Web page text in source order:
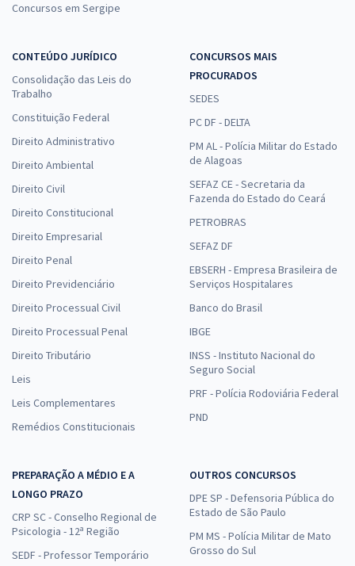
Concursos em Sergipe
CONTEÚDO JURÍDICO
Consolidação das Leis do
Trabalho
Constituição Federal
Direito Administrativo
Direito Ambiental
Direito Civil
Direito Constitucional
Direito Empresarial
Direito Penal
Direito Previdenciário
Direito Processual Civil
Direito Processual Penal
Direito Tributário
Leis
Leis Complementares
Remédios Constitucionais
CONCURSOS MAIS
PROCURADOS
SEDES
PC DF - DELTA
PM AL - Polícia Militar do Estado
de Alagoas
SEFAZ CE - Secretaria da
Fazenda do Estado do Ceará
PETROBRAS
SEFAZ DF
EBSERH - Empresa Brasileira de
Serviços Hospitalares
Banco do Brasil
IBGE
INSS - Instituto Nacional do
Seguro Social
PRF - Polícia Rodoviária Federal
PND
PREPARAÇÃO A MÉDIO E A
LONGO PRAZO
CRP SC - Conselho Regional de
Psicologia - 12ª Região
SEDF - Professor Temporário
OUTROS CONCURSOS
DPE SP - Defensoria Pública do
Estado de São Paulo
PM MS - Polícia Militar de Mato
Grosso do Sul